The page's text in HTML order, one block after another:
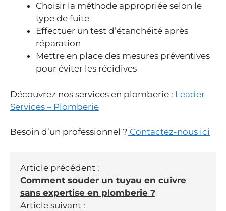
Choisir la méthode appropriée selon le
type de fuite
Effectuer un test d’étanchéité après
réparation
Mettre en place des mesures préventives
pour éviter les récidives
Découvrez nos services en plomberie : Leader
Services – Plomberie
Besoin d’un professionnel ? Contactez-nous ici
Article précédent :
Comment souder un tuyau en cuivre
sans expertise en plomberie ?
Article suivant :